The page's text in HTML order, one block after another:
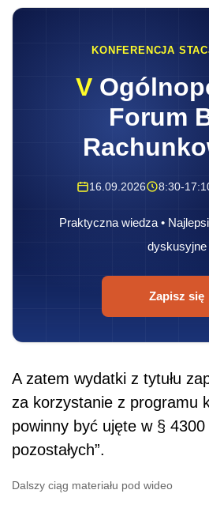
KONFERENCJA
V
Forum
16.09.2026 8:30-
Praktyczna wiedza •
dyskusyjne
Zapisz się
A zatem wydatki z tytułu
za korzystanie z programu
powinny być ujęte w § 4300
pozostałych”.
Dalszy ciąg materiału pod wideo